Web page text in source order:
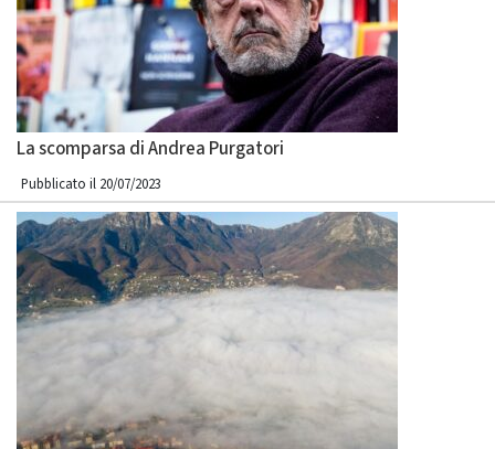
La scomparsa di Andrea Purgatori
Pubblicato il 20/07/2023